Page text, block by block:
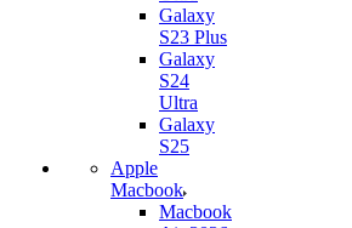
Galaxy
S23 Plus
Galaxy
S24
Ultra
Galaxy
S25
Apple
Macbook
Macbook